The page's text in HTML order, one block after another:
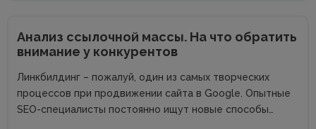
Анализ ссылочной массы. На что обратить
внимание у конкурентов
Линкбилдинг – пожалуй, один из самых творческих
процессов при продвижении сайта в Google. Опытные
SEO-специалисты постоянно ищут новые способы